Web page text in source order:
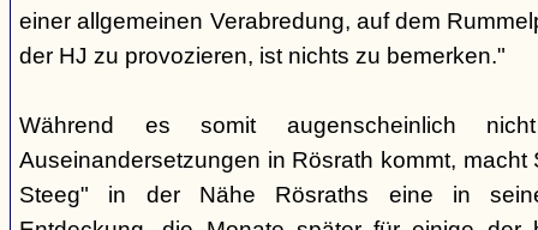
einer allgemeinen Verabredung, auf dem
der HJ zu provozieren, ist nichts zu bemerken."
Während es somit augenscheinlich
Auseinandersetzungen in Rösrath kommt, macht
Steeg" in der Nähe Rösraths eine in